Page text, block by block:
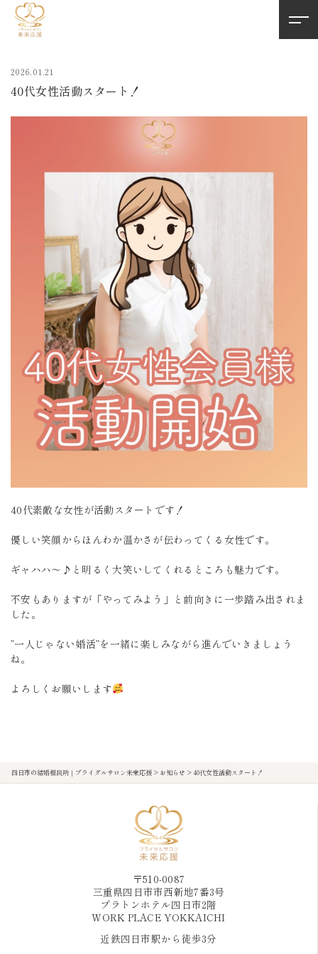
2026.01.21
40代女性活動スタート！
40代素敵な女性が活動スタートです！
優しい笑顔からほんわか温かさが伝わってくる女性です。
ギャハハ～♪と明るく大笑いしてくれるところも魅力です。
不安もありますが「やってみよう」と前向きに一歩踏み出されま
した。
”一人じゃない婚活”を一緒に楽しみながら進んでいきましょう
ね。
よろしくお願いします
四日市の結婚相談所｜ブライダルサロン未来応援> お知らせ >40代女性活動スタート！
〒510-0087
三重県四日市市西新地7番3号
プラトンホテル四日市2階
WORK PLACE YOKKAICHI
近鉄四日市駅から徒歩3分